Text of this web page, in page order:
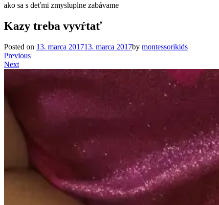
ako sa s deťmi zmysluplne zabávame
Kazy treba vyvŕtať
Posted on 13. marca 201713. marca 2017by montessorikids
Previous
Next